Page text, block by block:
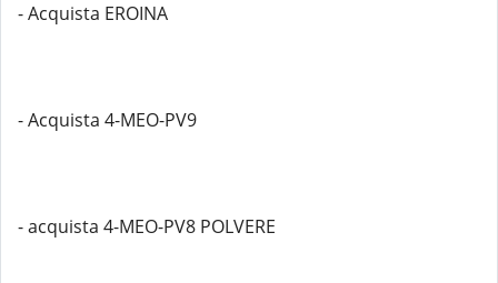
- Acquista EROINA
- Acquista 4-MEO-PV9
- acquista 4-MEO-PV8 POLVERE